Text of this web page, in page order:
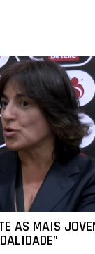
AS MAIS